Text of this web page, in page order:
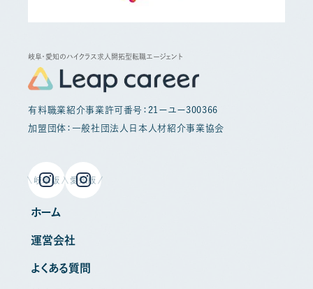
岐阜・愛知のハイクラス求人開拓型転職エージェント
有料職業紹介事業許可番号：21ーユー300366
加盟団体：一般社団法人日本人材紹介事業協会
岐阜版 愛知版
ホーム
運営会社
よくある質問